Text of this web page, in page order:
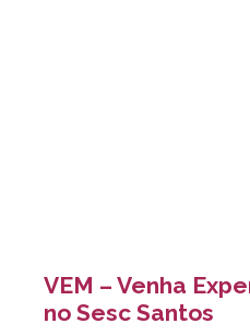
VEM – Venha
no Sesc Santos